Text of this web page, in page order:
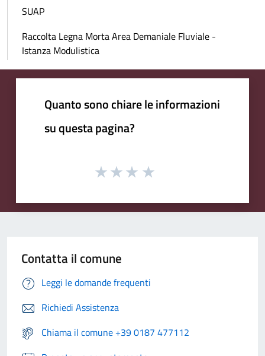
SUAP
Raccolta Legna Morta Area Demaniale Fluviale -
Istanza Modulistica
Quanto sono chiare le informazioni
su questa pagina?
Contatta il comune
Leggi le domande frequenti
Richiedi Assistenza
Chiama il comune +39 0187 477112